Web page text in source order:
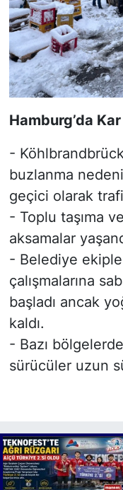
Hamburg’da Kar
-
buzlanma
geçici olarak
- Toplu taşıma
aksamalar
- Belediye
çalışmalarına
başladı ancak
kaldı.
- Bazı
sürücüler uzun